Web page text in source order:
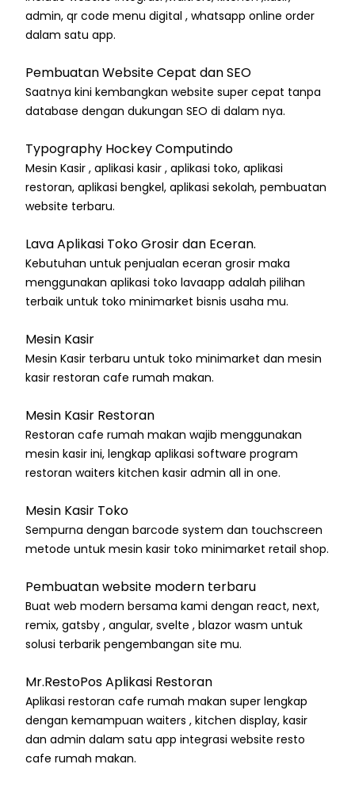
admin, qr code menu digital , whatsapp online order
dalam satu app.
Pembuatan Website Cepat dan SEO
Saatnya kini kembangkan website super cepat tanpa
database dengan dukungan SEO di dalam nya.
Typography Hockey Computindo
Mesin Kasir , aplikasi kasir , aplikasi toko, aplikasi
restoran, aplikasi bengkel, aplikasi sekolah, pembuatan
website terbaru.
Lava Aplikasi Toko Grosir dan Eceran.
Kebutuhan untuk penjualan eceran grosir maka
menggunakan aplikasi toko lavaapp adalah pilihan
terbaik untuk toko minimarket bisnis usaha mu.
Mesin Kasir
Mesin Kasir terbaru untuk toko minimarket dan mesin
kasir restoran cafe rumah makan.
Mesin Kasir Restoran
Restoran cafe rumah makan wajib menggunakan
mesin kasir ini, lengkap aplikasi software program
restoran waiters kitchen kasir admin all in one.
Mesin Kasir Toko
Sempurna dengan barcode system dan touchscreen
metode untuk mesin kasir toko minimarket retail shop.
Pembuatan website modern terbaru
Buat web modern bersama kami dengan react, next,
remix, gatsby , angular, svelte , blazor wasm untuk
solusi terbarik pengembangan site mu.
Mr.RestoPos Aplikasi Restoran
Aplikasi restoran cafe rumah makan super lengkap
dengan kemampuan waiters , kitchen display, kasir
dan admin dalam satu app integrasi website resto
cafe rumah makan.